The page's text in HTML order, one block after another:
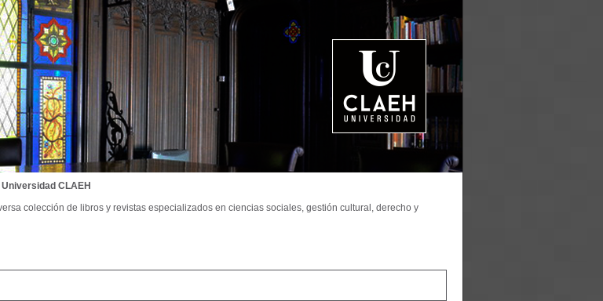
CLAEH
colección de libros y revistas especializados en ciencias sociales, gestión cultural, derecho y